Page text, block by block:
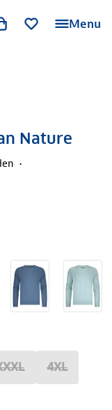
Menu
Nature
4XL